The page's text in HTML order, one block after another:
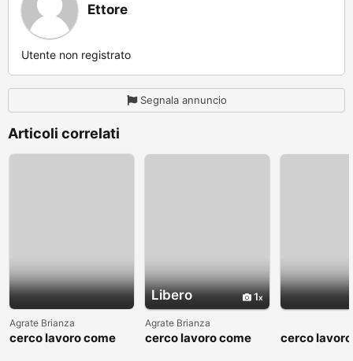
Ettore
Utente non registrato
Segnala annuncio
Articoli correlati
Agrate Brianza
cerco lavoro come
Libero 1
Agrate Brianza
cerco lavoro come
cerco